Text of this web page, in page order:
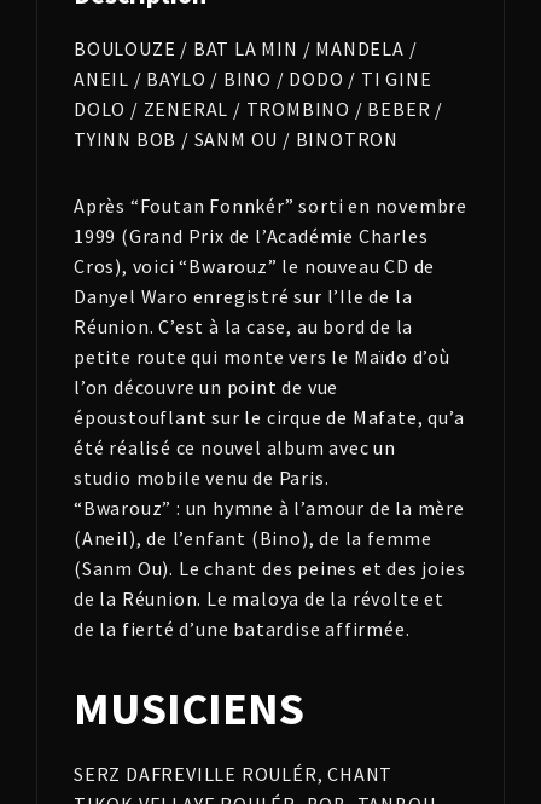
BOULOUZE / BAT LA MIN / MANDELA /
ANEIL / BAYLO / BINO / DODO / TI GINE
DOLO / ZENERAL / TROMBINO / BEBER /
TYINN BOB / SANM OU / BINOTRON
Après “Foutan Fonnkér” sorti en novembre
1999 (Grand Prix de l’Académie Charles
Cros), voici “Bwarouz” le nouveau CD de
Danyel Waro enregistré sur l’Ile de la
Réunion. C’est à la case, au bord de la
petite route qui monte vers le Maïdo d’où
l’on découvre un point de vue
époustouflant sur le cirque de Mafate, qu’a
été réalisé ce nouvel album avec un
studio mobile venu de Paris.
“Bwarouz” : un hymne à l’amour de la mère
(Aneil), de l’enfant (Bino), de la femme
(Sanm Ou). Le chant des peines et des joies
de la Réunion. Le maloya de la révolte et
de la fierté d’une batardise affirmée.
MUSICIENS
SERZ DAFREVILLE ROULÉR, CHANT